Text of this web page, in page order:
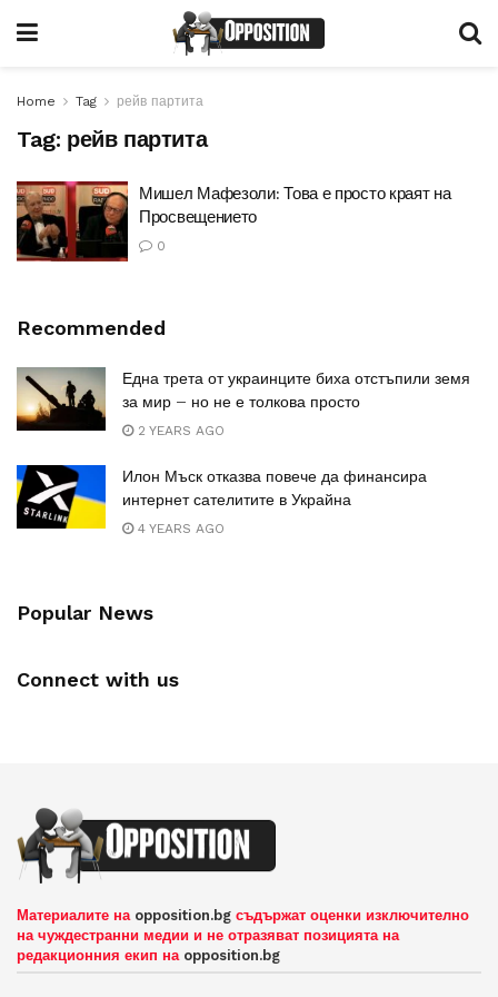
Home Tag рейв партита
Tag: рейв партита
Мишел Мафезоли: Това е просто краят на
Просвещението
0
Recommended
Една трета от украинците биха отстъпили земя
за мир – но не е толкова просто
2 YEARS AGO
Илон Мъск отказва повече да финансира
интернет сателитите в Украйна
4 YEARS AGO
Popular News
Connect with us
Материалите на opposition.bg съдържат оценки изключително
на чуждестранни медии и не отразяват позицията на
редакционния екип на opposition.bg